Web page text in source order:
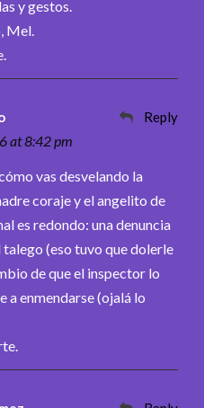
y gestos.
Mel.
at 8:42 pm
Reply
vas desvelando la
coraje y el angelito de
es redondo: una denuncia
talego (eso tuvo que dolerle
de que el inspector lo
a enmendarse (ojalá lo